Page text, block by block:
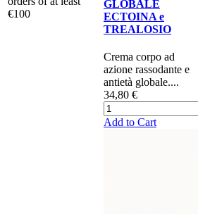
€100
GLOBALE
ECTOINA e
TREALOSIO
​Crema corpo ad
azione rassodante e
antietà globale....
34,80 €
Add to Cart